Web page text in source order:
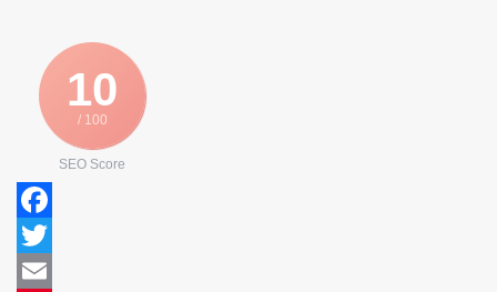
10
/ 100
SEO Score
Facebook
Twitter